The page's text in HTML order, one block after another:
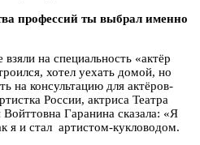
профессий ты выбрал именно
на специальность «актёр
хотел уехать домой, но
на консультацию для актёров-
России, актриса Театра
Гаранина сказала: «Я
я и стал артистом-кукловодом.